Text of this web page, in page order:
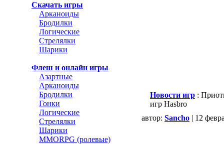
Скачать игры
Арканоиды
Бродилки
Логические
Стрелялки
Шарики
Флеш и онлайн игры
Азартные
Арканоиды
Бродилки
Гонки
Логические
Стрелялки
Шарики
MMORPG (ролевые)
Новости игр :
игр Hasbro
автор: Sancho | 12